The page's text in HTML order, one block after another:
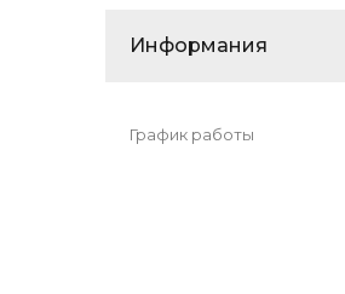
Информания
График работы